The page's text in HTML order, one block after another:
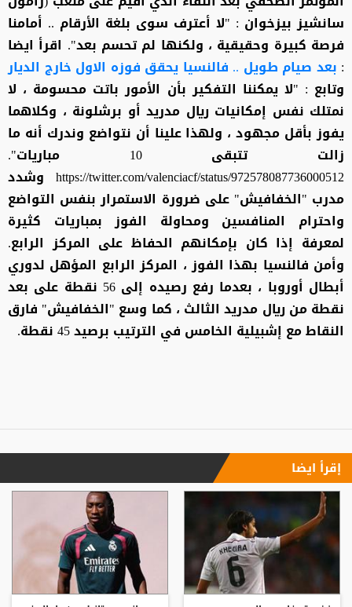
سانشيز بيزخوان : "لا أعترف سوى بلغة الأرقام .. أمامنا
فرصة كبيرة وحقيقية ، ولكنها لم تحسم بعد". اقرأ ايضا
: بعد صيام طويل .. فالنسيا يحقق فوزه الاول خارج الديار
وتابع : "لا يمكننا التفكير بأن الأمور باتت محسومة ، لا
نمتلك نفس إمكانيات ريال مدريد أو برشلونة ، وكلاهما
يفوز بأقل مجهود ، ولهذا علينا أن نتواضع وندرك أنه ما
زالت تتبقى 10 مباريات".
https://twitter.com/valenciacf/status/972578087736000512 وشدد
مدرب "الخفافيش" على ضرورة الاستمرار بنفس التواضع
واحترام المنافسين ومحاولة الفوز بمباريات كثيرة
لمعرفة إذا كان بإمكانهم الحفاظ على المركز الرابع.
وأمن فالنسيا بهذا الفوز ، المركز الرابع المؤهل لدوري
أبطال أوروبا ، بعدما رفع رصيده إلى 56 نقطة على بعد
نقطة من ريال مدريد الثالث ، كما وسع "الخفافيش" فارق
النقاط مع إشبيلية الخامس في الترتيب برصيد 45 نقطة.
إقرأ ايضا